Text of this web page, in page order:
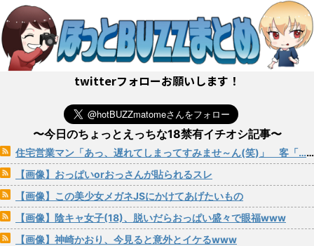
twitterフォローお願いします！
〜今日のちょっとえっちな18禁有イチオシ記事〜
住宅営業マン「あっ、遅れてしまってすみませ～ん(笑)」 客「…今日、契約日ですよね？」→こうなるwww
【画像】おっぱいorおっさんが貼られるスレ
【画像】この美少女メガネJSにかけてあげたいもの
【画像】陰キャ女子(18)、脱いだらおっぱい盛々で眼福www
【画像】神崎かおり、今見ると意外とイケるwww